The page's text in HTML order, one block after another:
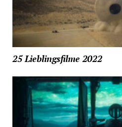
25 Lieblingsfilme 2022